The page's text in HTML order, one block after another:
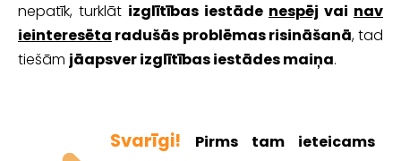
nepatīk, turklāt izglītības iestāde nespēj vai nav
ieinteresēta radušās problēmas risināšanā, tad
tiešām jāapsver izglītības iestādes maiņa.
Svarīgi!
Pirms tam ieteicams